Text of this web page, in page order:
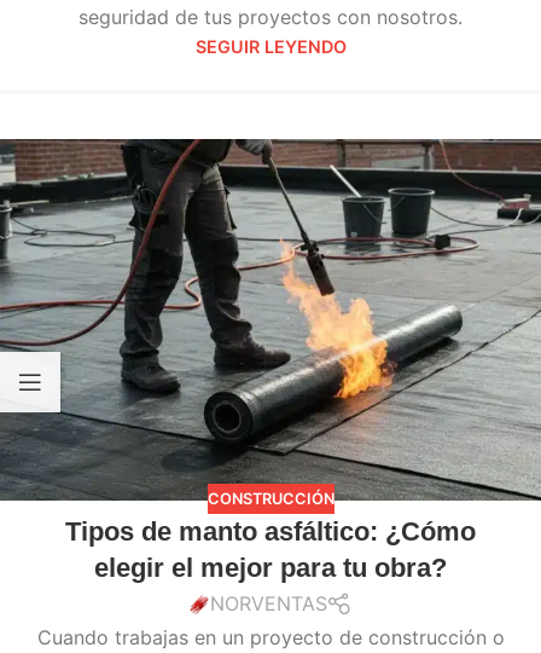
seguridad de tus proyectos con nosotros.
SEGUIR LEYENDO
CONSTRUCCIÓN
Tipos de manto asfáltico: ¿Cómo
elegir el mejor para tu obra?
NORVENTAS
Cuando trabajas en un proyecto de construcción o